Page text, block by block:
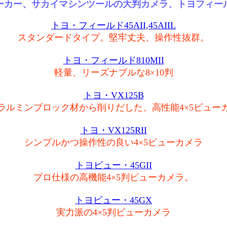
カー、サカイマシンツールの大判カメラ、トヨフィー
トヨ・フィールド45AII,45AIIL
スタンダードタイプ。堅牢丈夫、操作性抜群。
トヨ・フィールド810MII
軽量、リーズナブルな8×10判
トヨ・VX125B
ルミンブロック材から削りだした、高性能4×5ビュー
トヨ・VX125RII
シンプルかつ操作性の良い4×5ビューカメラ
トヨビュー・45GII
プロ仕様の高機能4×5判ビューカメラ。
トヨビュー・45GX
実力派の4×5判ビューカメラ